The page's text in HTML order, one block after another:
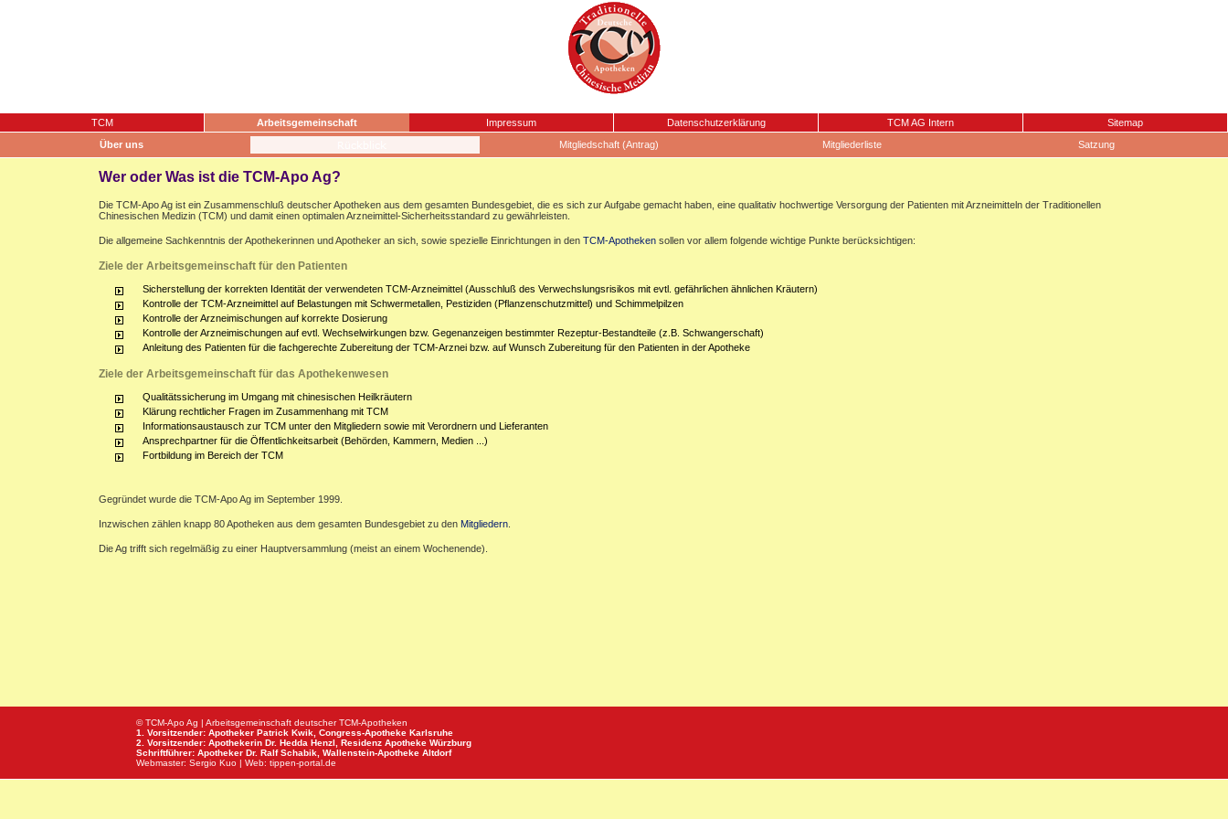
TCM Arbeitsgemeinschaft Impressum Datenschutzerklärung TCM AG Intern
Sitemap
Über uns
Mitgliedschaft (Antrag) Mitgliederliste Satzung
Wer oder Was ist die TCM-Apo Ag?
Die TCM-Apo Ag ist ein Zusammenschluß deutscher Apotheken aus dem gesamten Bundesgebiet, die es sich zur Aufgabe gemacht haben, eine qualitativ hochwertige Versorgung der Patienten mit Arzneimitteln der Traditionellen
Chinesischen Medizin (TCM) und damit einen optimalen Arzneimittel-Sicherheitsstandard zu gewährleisten.
Die allgemeine Sachkenntnis der Apothekerinnen und Apotheker an sich, sowie spezielle Einrichtungen in den TCM-Apotheken sollen vor allem folgende wichtige Punkte berücksichtigen:
Ziele der Arbeitsgemeinschaft für den Patienten
Sicherstellung der korrekten Identität der verwendeten TCM-Arzneimittel (Ausschluß des Verwechslungsrisikos mit evtl. gefährlichen ähnlichen Kräutern)
Kontrolle der TCM-Arzneimittel auf Belastungen mit Schwermetallen, Pestiziden (Pflanzenschutzmittel) und Schimmelpilzen
Kontrolle der Arzneimischungen auf korrekte Dosierung
Kontrolle der Arzneimischungen auf evtl. Wechselwirkungen bzw. Gegenanzeigen bestimmter Rezeptur-Bestandteile (z.B. Schwangerschaft)
Anleitung des Patienten für die fachgerechte Zubereitung der TCM-Arznei bzw. auf Wunsch Zubereitung für den Patienten in der Apotheke
Ziele der Arbeitsgemeinschaft für das Apothekenwesen
Qualitätssicherung im Umgang mit chinesischen Heilkräutern
Klärung rechtlicher Fragen im Zusammenhang mit TCM
Informationsaustausch zur TCM unter den Mitgliedern sowie mit Verordnern und Lieferanten
Ansprechpartner für die Öffentlichkeitsarbeit (Behörden, Kammern, Medien ...)
Fortbildung im Bereich der TCM
Gegründet wurde die TCM-Apo Ag im September 1999.
Inzwischen zählen knapp 80 Apotheken aus dem gesamten Bundesgebiet zu den Mitgliedern
Die Ag trifft sich regelmäßig zu einer Hauptversammlung (meist an einem Wochenende).
© TCM-Apo Ag | Arbeitsgemeinschaft deutscher TCM-Apotheken
1. Vorsitzender: Apotheker Patrick Kwik, Congress-Apotheke Karlsruhe
2. Vorsitzender: Apothekerin Dr. Hedda Henzl, Residenz Apotheke Würzburg
Schriftführer: Apotheker Dr. Ralf Schabik, Wallenstein-Apotheke Altdorf
Webmaster: Sergio Kuo | Web: tippen-portal.de